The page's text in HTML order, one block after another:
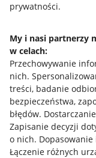
prywatności.
My i nasi partnerzy
w celach:
Przechowywanie
nich.
treści, badanie
bezpieczeństwa,
błędów.
Zapisanie decyzji
o nich. Dopasowanie
Łączenie różnych
Jak to działa
Allegro Gadane dla
Allegro Gadane dla
Mapa miejscowości
Informacje prawne
Regulamin